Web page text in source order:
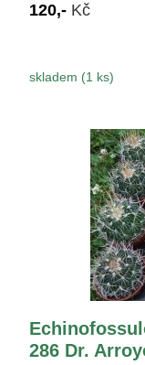
120,- Kč
skladem (1 ks)
286 Dr.